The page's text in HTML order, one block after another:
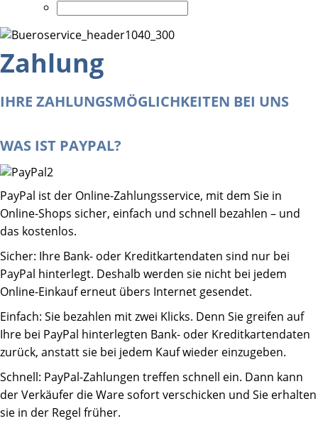
Zahlung
IHRE ZAHLUNGSMÖGLICHKEITEN BEI UNS
WAS IST PAYPAL?
PayPal ist der Online-Zahlungsservice, mit dem Sie in
Online-Shops sicher, einfach und schnell bezahlen – und
das kostenlos.
Sicher: Ihre Bank- oder Kreditkartendaten sind nur bei
PayPal hinterlegt. Deshalb werden sie nicht bei jedem
Online-Einkauf erneut übers Internet gesendet.
Einfach: Sie bezahlen mit zwei Klicks. Denn Sie greifen auf
Ihre bei PayPal hinterlegten Bank- oder Kreditkartendaten
zurück, anstatt sie bei jedem Kauf wieder einzugeben.
Schnell: PayPal-Zahlungen treffen schnell ein. Dann kann
der Verkäufer die Ware sofort verschicken und Sie erhalten
sie in der Regel früher.